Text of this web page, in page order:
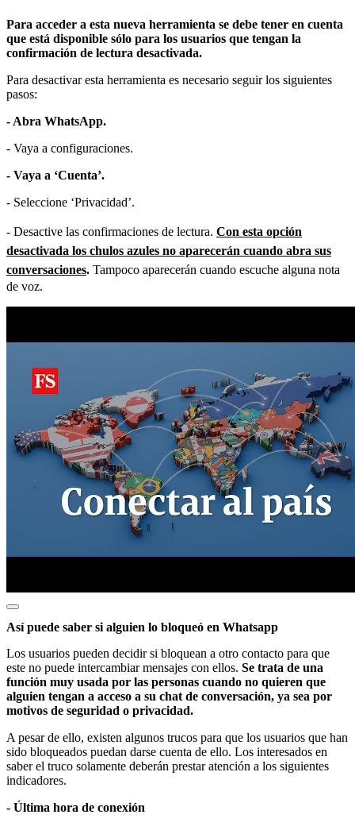
Para acceder a esta nueva herramienta se debe tener en cuenta
que está disponible sólo para los usuarios que tengan la
confirmación de lectura desactivada.
Para desactivar esta herramienta es necesario seguir los siguientes
pasos:
- Abra WhatsApp.
- Vaya a configuraciones.
- Vaya a ‘Cuenta’.
- Seleccione ‘Privacidad’.
- Desactive las confirmaciones de lectura. Con esta opción
desactivada los chulos azules no aparecerán cuando abra sus
conversaciones. Tampoco aparecerán cuando escuche alguna nota
de voz.
Así puede saber si alguien lo bloqueó en Whatsapp
Los usuarios pueden decidir si bloquean a otro contacto para que
este no puede intercambiar mensajes con ellos. Se trata de una
función muy usada por las personas cuando no quieren que
alguien tengan a acceso a su chat de conversación, ya sea por
motivos de seguridad o privacidad.
A pesar de ello, existen algunos trucos para que los usuarios que han
sido bloqueados puedan darse cuenta de ello. Los interesados en
saber el truco solamente deberán prestar atención a los siguientes
indicadores.
- Última hora de conexión